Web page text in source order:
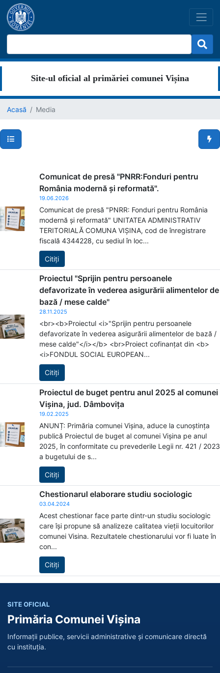
Site-ul oficial al primăriei comunei Vișina
Acasă Media
Secțiuni pagină
Comunicat de presă "PNRR:Fonduri pentru
România modernă și reformată".
19.06.2026
Comunicat de presă "PNRR: Fonduri pentru România
modernă și reformată" UNITATEA ADMINISTRATIV
TERITORIALĂ COMUNA VIȘINA, cod de înregistrare
fiscală 4344228, cu sediul în loc...
Citiți
Proiectul "Sprijin pentru persoanele
defavorizate în vederea asigurării alimentelor de
bază / mese calde"
28.11.2025
<br><b>Proiectul <i>"Sprijin pentru persoanele
defavorizate în vederea asigurării alimentelor de bază /
mese calde"</i></b> <br>Proiect cofinanțat din <b>
<i>FONDUL SOCIAL EUROPEAN...
Citiți
Proiectul de buget pentru anul 2025 al comunei
Vișina, jud. Dâmbovița
19.02.2025
ANUNȚ: Primăria comunei Vișina, aduce la cunoștința
publică Proiectul de buget al comunei Vișina pe anul
2025, în conformitate cu prevederile Legii nr. 421 / 2023
a bugetului de s...
Citiți
Chestionarul elaborare studiu sociologic
03.04.2024
Acest chestionar face parte dintr-un studiu sociologic
care își propune să analizeze calitatea vieții locuitorilor
comunei Visina. Rezultatele chestionarului vor fi luate în
con...
Citiți
SITE OFICIAL
Primăria Comunei Vișina
Informații publice, servicii administrative și comunicare directă
cu instituția.